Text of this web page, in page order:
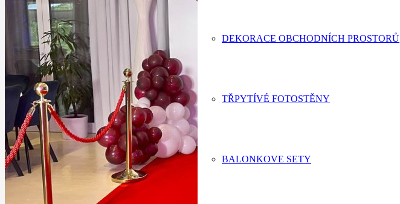
DEKORACE OBCHODNÍCH PROSTORŮ
TŘPYTÍVÉ FOTOSTĚNY
BALONKOVE SETY